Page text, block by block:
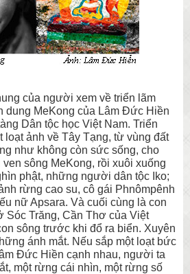
của người xem về triển lãm
dung MeKong của Lâm Đức Hiền
Dân tộc học Việt Nam. Triển
loạt ảnh về Tây Tạng, từ vùng đất
như không còn sức sống, cho
sông MeKong, rồi xuôi xuống
phật, những người dân tộc Iko;
rừng cao su, cô gái Phnômpênh
nữ Apsara. Và cuối cùng là con
Sóc Trăng, Cần Thơ của Việt
sông trước khi đổ ra biển. Xuyên
ánh mắt. Nếu sắp một loạt bức
Đức Hiền cạnh nhau, người ta
một rừng cái nhìn, một rừng số